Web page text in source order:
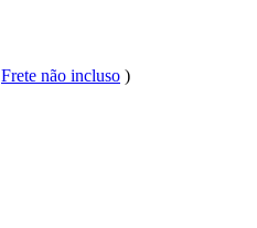
Frete não incluso )